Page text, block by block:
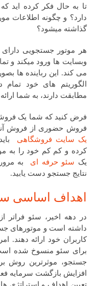
تا به حال فکر کرده اید
دارد؟ و چگونه اطلاعات
گذاشته میشود؟
هر موتور جستجویی
وبسایت ها ورود میکند و
الگوریتم های خود
مطابقت دارند، به شما
فرض کنید که شما یک
فروش حضوری از فروش
یک سایت فروشگاهی
کرده و کم کم خود را به
یک سئو حرفه ای
به
نتایج جستجو دست یابید.
اهداف اساسی
در دهه اخیر، سئو فراتر
داشته است و موتورهای
کاربران خود ارائه دهند.
برای سئو منسوخ شده
جستجو، موثرترین روش
افزایش بازگشت سرمایه